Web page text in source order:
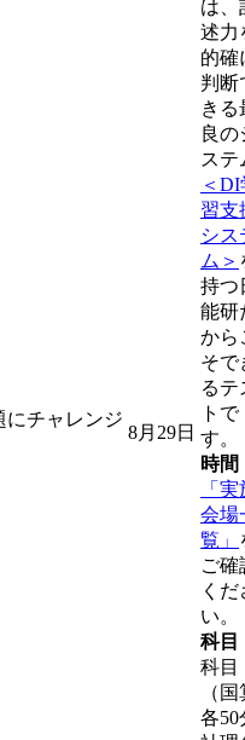
にチャレンジ
8月29日
は、
述力
的確
判断
きる
良の
ステ
＜DI
習支
シス
ム＞
持つ
能研
から
そで
るテ
トで
す。
時間
「
会場
覧」
ご確
くだ
い。
科目
科目
（
各50